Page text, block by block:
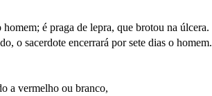
é praga de lepra, que brotou na úlcera.
o sacerdote encerrará por sete dias o homem.
a vermelho ou branco,